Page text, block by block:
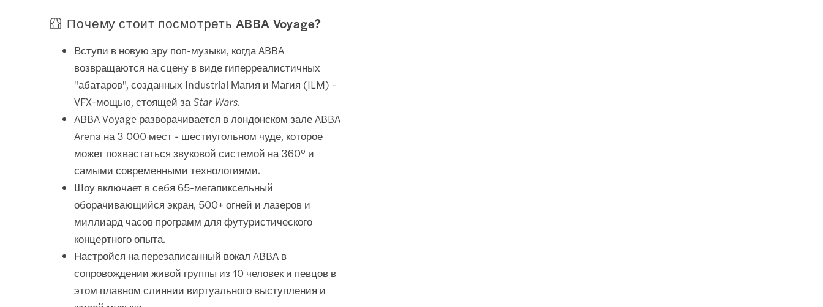
Почему стоит посмотреть ABBA Voyage?
Вступи в новую эру поп-музыки, когда ABBA
возвращаются на сцену в виде гиперреалистичных
"абатаров", созданных Industrial Магия и Магия (ILM) -
VFX-мощью, стоящей заStar Wars.
ABBA Voyage разворачивается в лондонском зале ABBA
Arena на 3 000 мест - шестиугольном чуде, которое
может похвастаться звуковой системой на 360° и
самыми современными технологиями.
Шоу включает в себя 65-мегапиксельный
оборачивающийся экран, 500+ огней и лазеров и
миллиард часов программ для футуристического
концертного опыта.
Настройся на перезаписанный вокал ABBA в
сопровождении живой группы из 10 человек и певцов в
этом плавном слиянии виртуального выступления и